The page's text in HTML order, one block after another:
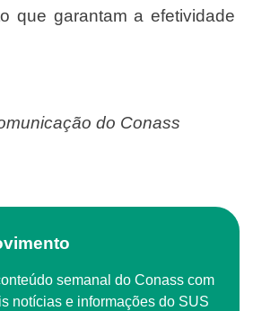
que garantam a efetividade
do Conass
notícias e informações do SUS